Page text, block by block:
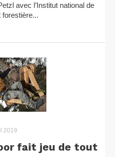
avec l’Institut national de
forestière...
2019
fait jeu de tout